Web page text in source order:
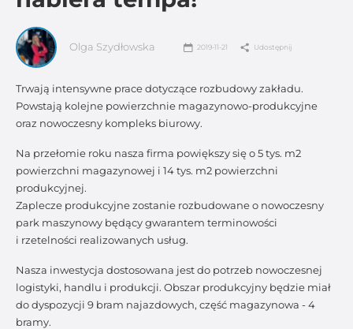
Olga Szydłowska 2019-11-21 Udostępnij
Trwają intensywne prace dotyczące rozbudowy zakładu.
Powstają kolejne powierzchnie magazynowo-produkcyjne
oraz nowoczesny kompleks biurowy.
Na przełomie roku nasza firma powiększy się o 5 tys. m2
powierzchni magazynowej i 14 tys. m2 powierzchni
produkcyjnej.
Zaplecze produkcyjne zostanie rozbudowane o nowoczesny
park maszynowy będący gwarantem terminowości
i rzetelności realizowanych usług.
Nasza inwestycja dostosowana jest do potrzeb nowoczesnej
logistyki, handlu i produkcji. Obszar produkcyjny będzie miał
do dyspozycji 9 bram najazdowych, część magazynowa - 4
bramy.